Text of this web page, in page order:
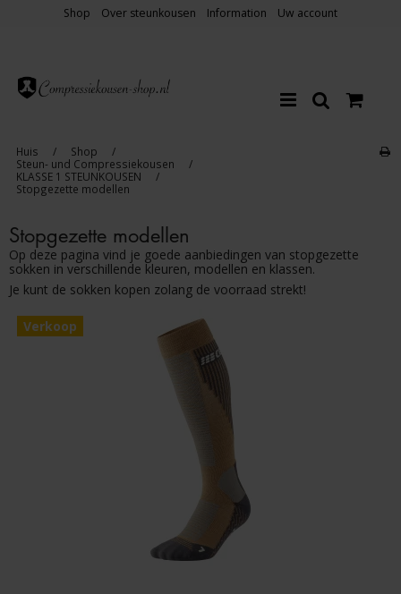
Shop Over steunkousen Information Uw account
Huis / Shop
/
Steun- und Compressiekousen
/
KLASSE 1 STEUNKOUSEN
/
Stopgezette modellen
Stopgezette modellen
Op deze pagina vind je goede aanbiedingen van stopgezette
sokken in verschillende kleuren, modellen en klassen.
Je kunt de sokken kopen zolang de voorraad strekt!
Verkoop